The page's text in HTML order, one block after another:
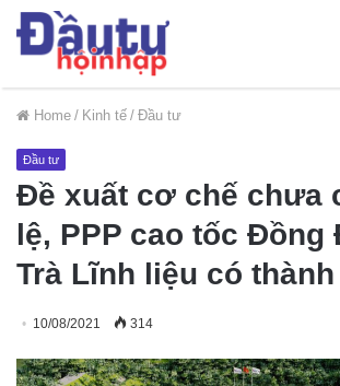
Home / Kinh tế / Đầu tư
Đầu tư
Đề xuất cơ chế chưa
lệ, PPP cao tốc Đồng
Trà Lĩnh liệu có
10/08/2021 314